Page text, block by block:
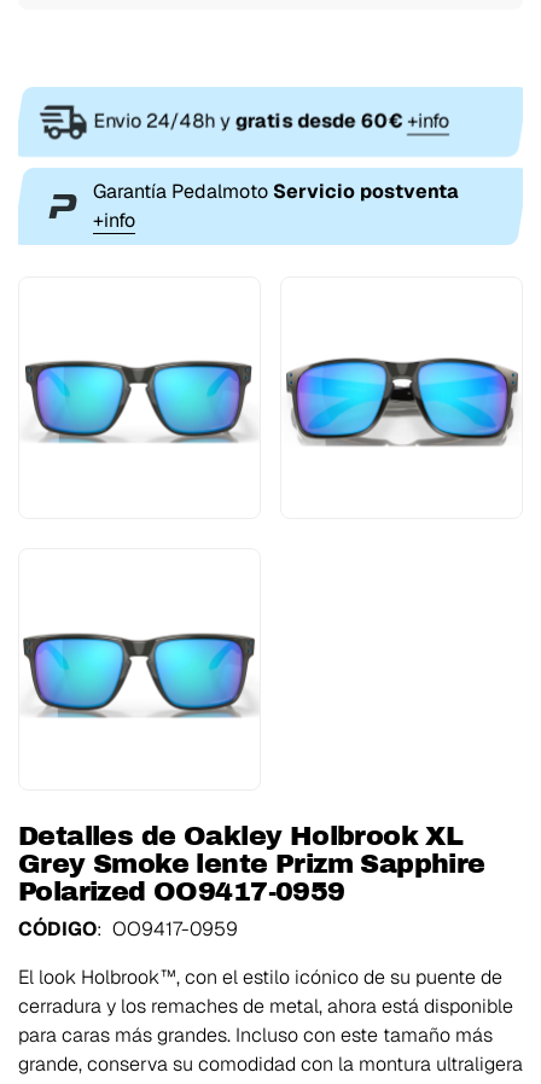
Envio 24/48h ygratis desde 60€+info
Garantía Pedalmoto Servicio postventa
+info
Detalles de Oakley Holbrook XL
Grey Smoke lente Prizm Sapphire
Polarized OO9417-0959
CÓDIGO: OO9417-0959
El look Holbrook™, con el estilo icónico de su puente de
cerradura y los remaches de metal, ahora está disponible
para caras más grandes. Incluso con este tamaño más
grande, conserva su comodidad con la montura ultraligera